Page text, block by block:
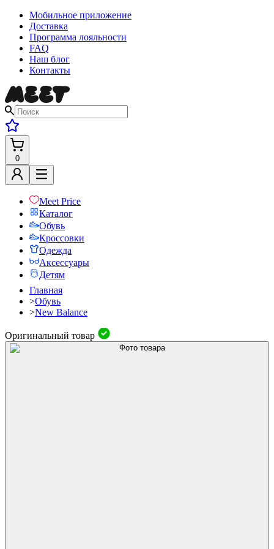
Мобильное приложение
Доставка
Программа лояльности
FAQ
Наш блог
Контакты
0
Meet Price
Каталог
Обувь
Кроссовки
Одежда
Аксессуары
Детям
Главная
>Обувь
>New Balance
Оригинальный товар